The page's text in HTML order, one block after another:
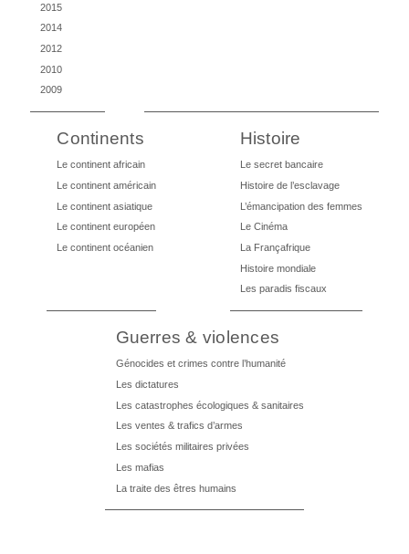
2015
2014
2012
2010
2009
Continents
Le continent africain
Le continent américain
Le continent asiatique
Le continent européen
Le continent océanien
Histoire
Le secret bancaire
Histoire de l’esclavage
L’émancipation des femmes
Le Cinéma
La Françafrique
Histoire mondiale
Les paradis fiscaux
Guerres & violences
Génocides et crimes contre l’humanité
Les dictatures
Les catastrophes écologiques & sanitaires
Les ventes & trafics d’armes
Les sociétés militaires privées
Les mafias
La traite des êtres humains